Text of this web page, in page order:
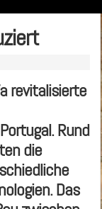
revitalisierte
Rund
die
Das